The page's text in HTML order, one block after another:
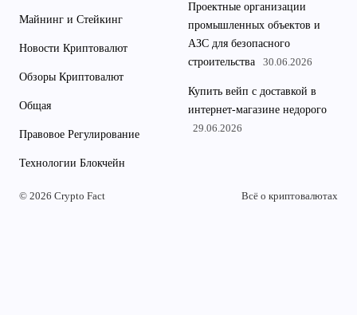
Майнинг и Стейкинг
Новости Криптовалют
Обзоры Криптовалют
Общая
Правовое Регулирование
Технологии Блокчейн
Проектные организации
промышленных объектов и
АЗС для безопасного
строительства
30.06.2026
Купить вейп с доставкой в
интернет-магазине недорого
29.06.2026
© 2026 Crypto Fact Всё о криптовалютах